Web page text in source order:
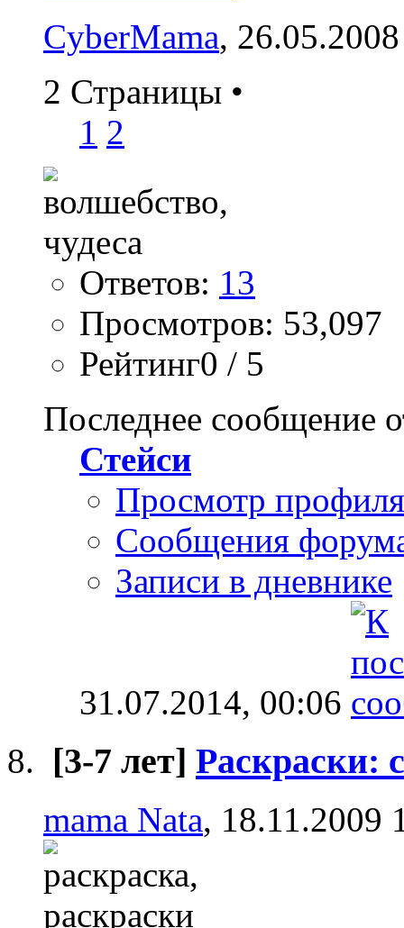
CyberMama,
2 Страницы •
1 2
Ответов: 13
Просмотров: 53,097
Рейтинг0 / 5
Последнее сообщение
Стейси
Просмотр профиля
Сообщения
Записи в дневнике
31.07.2014, 00:06
[3-7 лет] Раскраски:
mama Nata, 18.11.2009